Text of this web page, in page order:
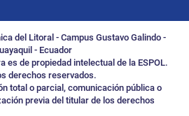
del Litoral - Campus Gustavo Galindo -
- Ecuador
es de propiedad intelectual de la ESPOL.
derechos reservados.
total o parcial, comunicación pública o
previa del titular de los derechos